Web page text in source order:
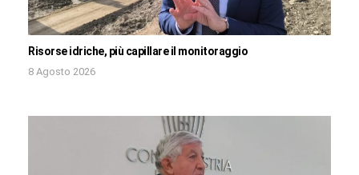
Risorse idriche, più capillare il monitoraggio
8 Agosto 2026